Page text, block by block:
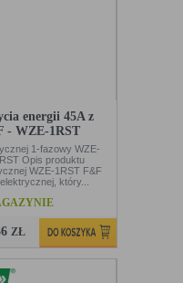
energii 45A z
- WZE-1RST
1-fazowy WZE-
Opis produktu
WZE-1RST F&F
który...
ZŁ